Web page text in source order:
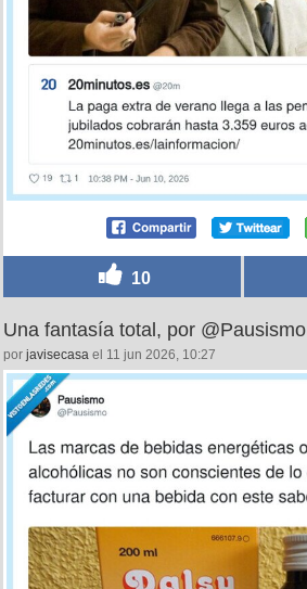
10
Una fantasía total, por @Pausismo
por javisecasa el 11 jun 2026, 10:27